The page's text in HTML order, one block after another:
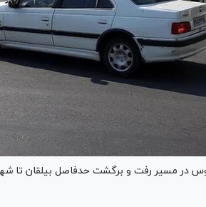
مسیر رفت و برگشت حدفاصل بیلقان تا شهرستانک تا ۱۰ آذرماه